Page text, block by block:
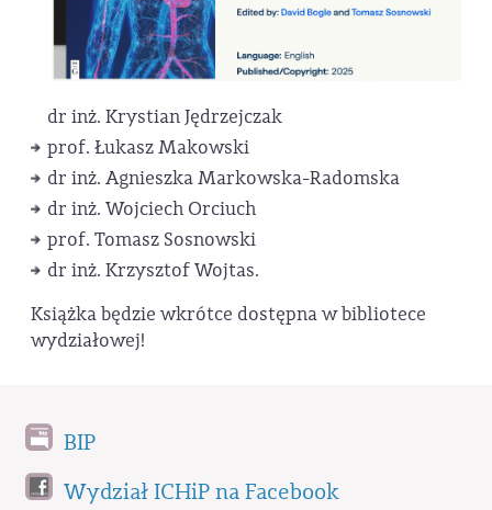
dr inż. Krystian Jędrzejczak
prof. Łukasz Makowski
dr inż. Agnieszka Markowska-Radomska
dr inż. Wojciech Orciuch
prof. Tomasz Sosnowski
dr inż. Krzysztof Wojtas.
Książka będzie wkrótce dostępna w bibliotece
wydziałowej!
BIP
Wydział ICHiP na Facebook